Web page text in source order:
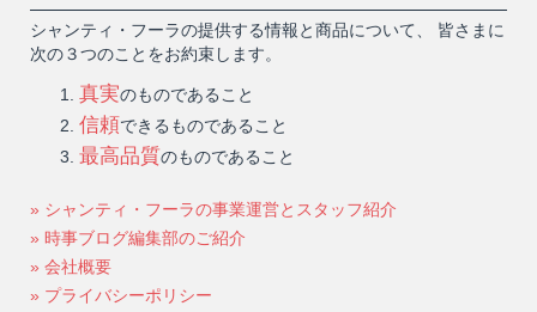
シャンティ・フーラの提供する情報と商品について、 皆さまに
次の３つのことをお約束します。
真実のものであること
信頼できるものであること
最高品質のものであること
» シャンティ・フーラの事業運営とスタッフ紹介
» 時事ブログ編集部のご紹介
» 会社概要
» プライバシーポリシー